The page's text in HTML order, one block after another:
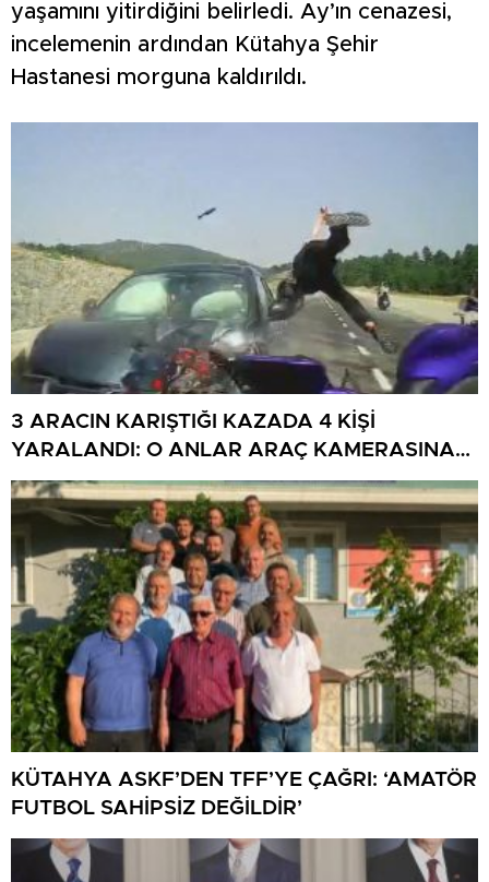
yaşamını yitirdiğini belirledi. Ay’ın cenazesi,
incelemenin ardından Kütahya Şehir
Hastanesi morguna kaldırıldı.
3 ARACIN KARIŞTIĞI KAZADA 4 KİŞİ
YARALANDI: O ANLAR ARAÇ KAMERASINA
YANSIDI
KÜTAHYA ASKF’DEN TFF’YE ÇAĞRI: ‘AMATÖR
FUTBOL SAHİPSİZ DEĞİLDİR’